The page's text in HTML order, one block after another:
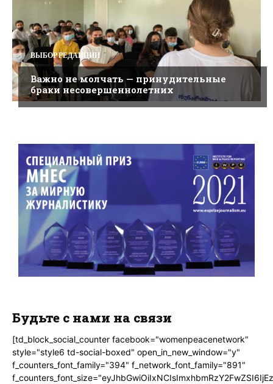
ВЫБОР РЕДАКЦИИ
Важно не молчать — принудительные
браки несовершеннолетних
Будьте с нами на связи
[td_block_social_counter facebook="womenpeacenetwork"
style="style6 td-social-boxed" open_in_new_window="y"
f_counters_font_family="394" f_network_font_family="891"